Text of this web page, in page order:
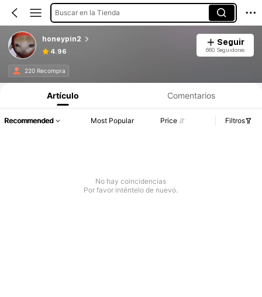
Buscar en la Tienda
honeypin2
4.96
Seguir
660 Seguidores
220 Recompra
Artículo Comentarios
Recommended Most Popular Price Filtros
No hay coincidencias
Por favor inténtelo de nuevo.